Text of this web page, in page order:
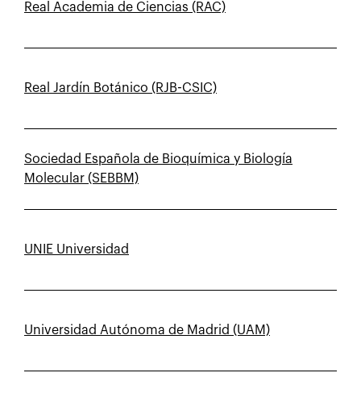
Real Academia de Ciencias (RAC)
Real Jardín Botánico (RJB-CSIC)
Sociedad Española de Bioquímica y Biología
Molecular (SEBBM)
UNIE Universidad
Universidad Autónoma de Madrid (UAM)